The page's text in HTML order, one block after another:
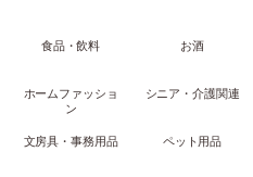
食品・飲料 お酒
ホームファッショ
ン
シニア・介護関連
文房具・事務用品 ペット用品